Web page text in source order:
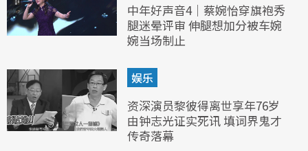
中年好声音4｜蔡婉怡穿旗袍秀
腿迷晕评审 伸腿想加分被车婉
婉当场制止
娱乐
资深演员黎彼得离世享年76岁
由钟志光证实死讯 填词界鬼才
传奇落幕